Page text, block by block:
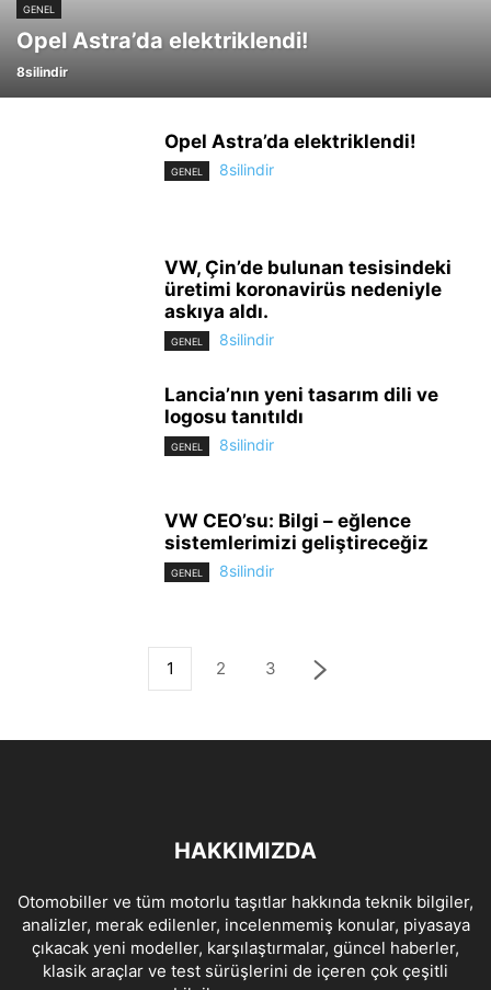
GENEL
Opel Astra’da elektriklendi!
8silindir
Opel Astra’da elektriklendi!
GENEL 8silindir
VW, Çin’de bulunan tesisindeki
üretimi koronavirüs nedeniyle
askıya aldı.
GENEL 8silindir
Lancia’nın yeni tasarım dili ve
logosu tanıtıldı
GENEL 8silindir
VW CEO’su: Bilgi – eğlence
sistemlerimizi geliştireceğiz
GENEL 8silindir
1 2 3
HAKKIMIZDA
Otomobiller ve tüm motorlu taşıtlar hakkında teknik bilgiler,
analizler, merak edilenler, incelenmemiş konular, piyasaya
çıkacak yeni modeller, karşılaştırmalar, güncel haberler,
klasik araçlar ve test sürüşlerini de içeren çok çeşitli